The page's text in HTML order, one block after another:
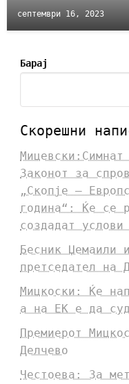
септември 16, 2023
Барај
Скорешни
Законот за
„Скопје –
година“: Ќе се
создадат
Бесник Џемаили
претседател на
Мицкоски: Ќе
а на ЕК е да
Премиерот
Делчево
Честоева: За